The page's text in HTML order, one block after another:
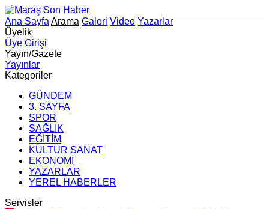
Ana Sayfa Arama Galeri Video Yazarlar
Üyelik
Üye Girişi
Yayın/Gazete
Yayınlar
Kategoriler
GÜNDEM
3. SAYFA
SPOR
SAĞLIK
EĞİTİM
KÜLTÜR SANAT
EKONOMİ
YAZARLAR
YEREL HABERLER
Servisler